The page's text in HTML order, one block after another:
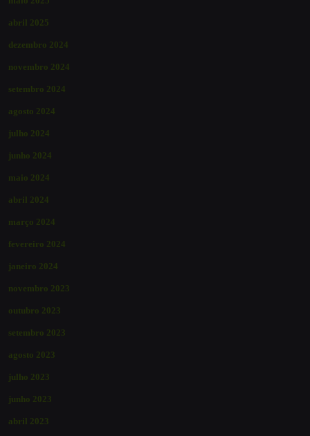
abril 2025
dezembro 2024
novembro 2024
setembro 2024
agosto 2024
julho 2024
junho 2024
maio 2024
abril 2024
março 2024
fevereiro 2024
janeiro 2024
novembro 2023
outubro 2023
setembro 2023
agosto 2023
julho 2023
junho 2023
abril 2023